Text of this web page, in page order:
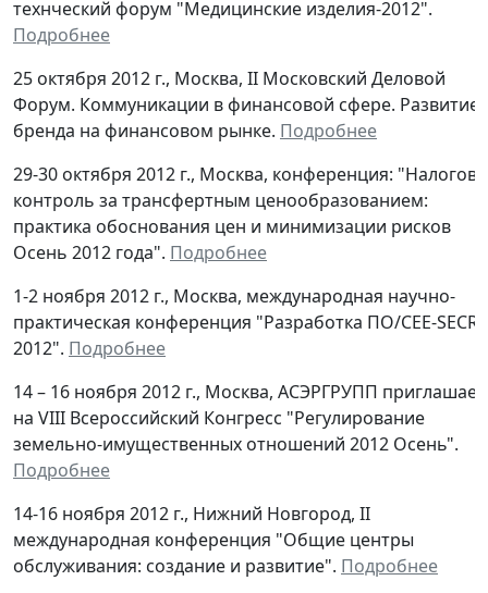
технческий форум "Медицинские изделия-2012".
Подробнее
25 октября 2012 г., Москва, II Московский Деловой
Форум. Коммуникации в финансовой сфере. Развитие
бренда на финансовом рынке. Подробнее
29-30 октября 2012 г., Москва, конференция:
контроль за трансфертным ценообразованием:
практика обоснования цен и минимизации рисков
Осень 2012 года". Подробнее
1-2 ноября 2012 г., Москва, международная научно-
практическая конференция "Разработка ПО/CEE-SECR
2012". Подробнее
14 – 16 ноября 2012 г., Москва, АСЭРГРУПП приглашает
на VIII Всероссийский Конгресс "Регулирование
земельно-имущественных отношений 2012 Осень".
Подробнее
14-16 ноября 2012 г., Нижний Новгород, II
международная конференция "Общие центры
обслуживания: создание и развитие". Подробнее